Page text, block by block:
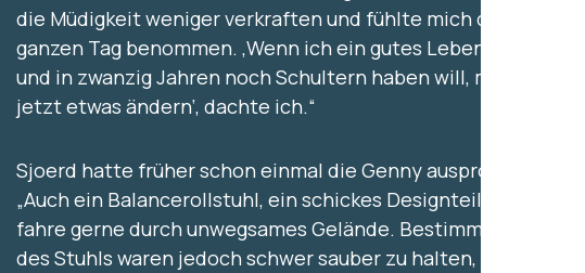
die Müdigkeit weniger verkraften und fühlte mich den
ganzen Tag benommen. ‚Wenn ich ein gutes Leben führen
und in zwanzig Jahren noch Schultern haben will, muss ich
jetzt etwas ändern‘, dachte ich.“
Sjoerd hatte früher schon einmal die Genny ausprobiert.
„Auch ein Balancerollstuhl, ein schickes Designteil. Ich
fahre gerne durch unwegsames Gelände. Bestimmte Teile
des Stuhls waren jedoch schwer sauber zu halten, und das